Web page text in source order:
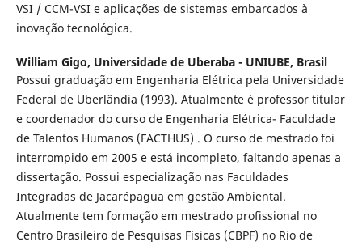
VSI / CCM-VSI e aplicações de sistemas embarcados à
inovação tecnológica.
William Gigo, Universidade de Uberaba - UNIUBE, Brasil
Possui graduação em Engenharia Elétrica pela Universidade
Federal de Uberlândia (1993). Atualmente é professor titular
e coordenador do curso de Engenharia Elétrica- Faculdade
de Talentos Humanos (FACTHUS) . O curso de mestrado foi
interrompido em 2005 e está incompleto, faltando apenas a
dissertação. Possui especialização nas Faculdades
Integradas de Jacarépagua em gestão Ambiental.
Atualmente tem formação em mestrado profissional no
Centro Brasileiro de Pesquisas Físicas (CBPF) no Rio de